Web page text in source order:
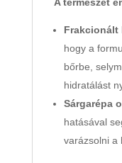
Frakcionált
hogy a
bőrbe,
hidratálást
Sárgarépa
hatásával
varázsolni a